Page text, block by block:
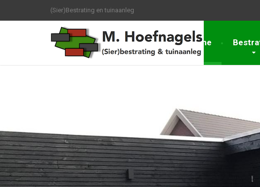
(Sier)Bestrating en tuinaanleg
Home